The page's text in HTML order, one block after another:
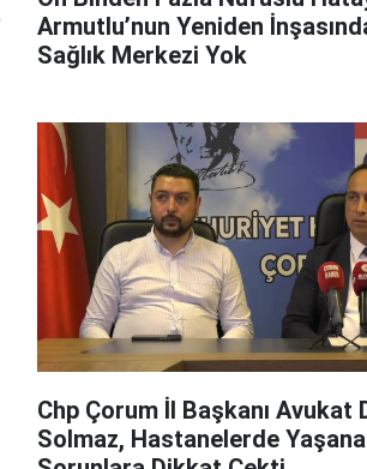
Armutlu’nun Yeniden
Sağlık Merkezi Yok
Chp Çorum İl Başkanı Avukat
Solmaz, Hastanelerde